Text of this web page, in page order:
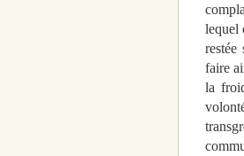
lequel
faire
la